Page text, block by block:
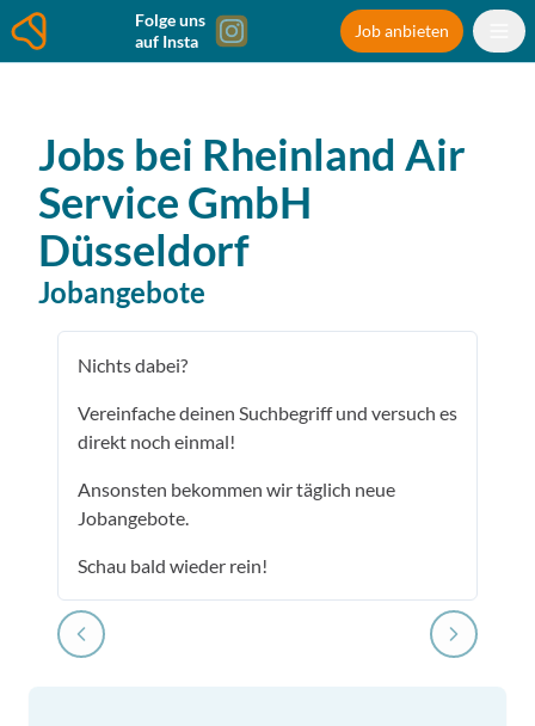
Folge uns
auf Insta
Job anbieten
Jobs bei Rheinland Air
Service GmbH
Düsseldorf
Jobangebote
Nichts dabei?
Vereinfache deinen Suchbegriff und versuch es
direkt noch einmal!
Ansonsten bekommen wir täglich neue
Jobangebote.
Schau bald wieder rein!